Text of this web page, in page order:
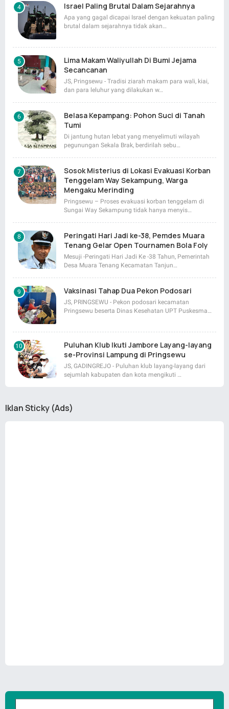
Israel Paling Brutal Dalam Sejarahnya
Apa yang gagal dicapai Israel dengan kekuatan paling
brutal dalam sejarahnya tidak akan…
Lima Makam Waliyullah Di Bumi Jejama
Secancanan
JS, Pringsewu - Tradisi ziarah makam para wali, kiai,
dan para leluhur yang dilakukan w…
Belasa Kepampang: Pohon Suci di Tanah
Tumi
Di jantung hutan lebat yang menyelimuti wilayah
pegunungan Sekala Brak, berdirilah sebu…
Sosok Misterius di Lokasi Evakuasi Korban
Tenggelam Way Sekampung, Warga
Mengaku Merinding
Pringsewu – Proses evakuasi korban tenggelam di
Sungai Way Sekampung tidak hanya menyis…
Peringati Hari Jadi ke-38, Pemdes Muara
Tenang Gelar Open Tournamen Bola Foly
Mesuji -Peringati Hari Jadi Ke -38 Tahun, Pemerintah
Desa Muara Tenang Kecamatan Tanjun…
Vaksinasi Tahap Dua Pekon Podosari
JS, PRINGSEWU - Pekon podosari kecamatan
Pringsewu beserta Dinas Kesehatan UPT Puskesma…
Puluhan Klub Ikuti Jambore Layang-layang
se-Provinsi Lampung di Pringsewu
JS, GADINGREJO - Puluhan klub layang-layang dari
sejumlah kabupaten dan kota mengikuti …
Iklan Sticky (Ads)